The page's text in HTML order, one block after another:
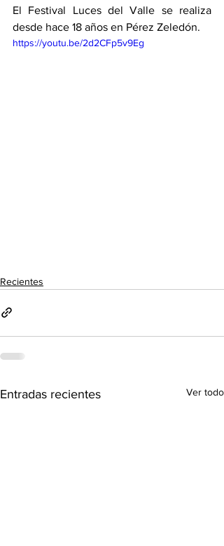
El Festival Luces del Valle se realiza
desde hace 18 años en Pérez Zeledón.
https://youtu.be/2d2CFp5v9Eg
Recientes
Entradas recientes Ver todo